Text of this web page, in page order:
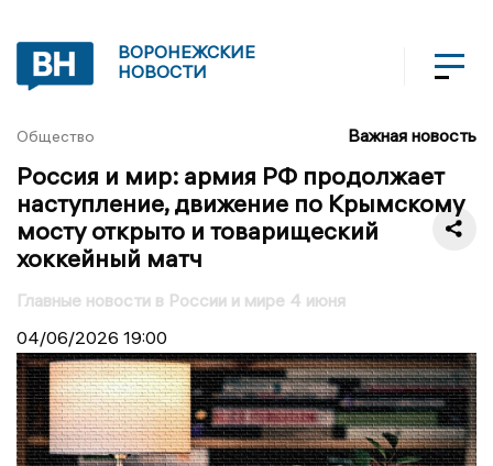
ВОРОНЕЖСКИЕ
НОВОСТИ
Общество Важная новость
Россия и мир: армия РФ продолжает
наступление, движение по Крымскому
мосту открыто и товарищеский
хоккейный матч
Главные новости в России и мире 4 июня
04/06/2026 19:00